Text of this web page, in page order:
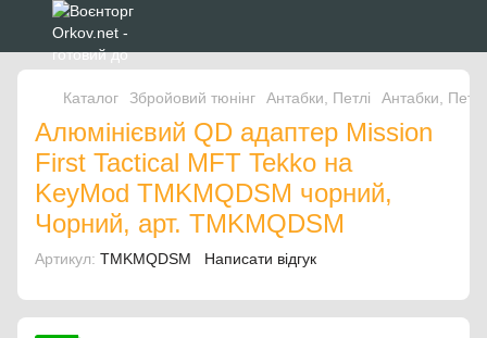
Каталог Збройовий тюнінг Антабки, Петлі Антабки,
Алюмінієвий QD адаптер Mission
First Tactical MFT Tekko на
KeyMod TMKMQDSM чорний,
Чорний, арт. TMKMQDSM
Артикул: TMKMQDSM Написати відгук